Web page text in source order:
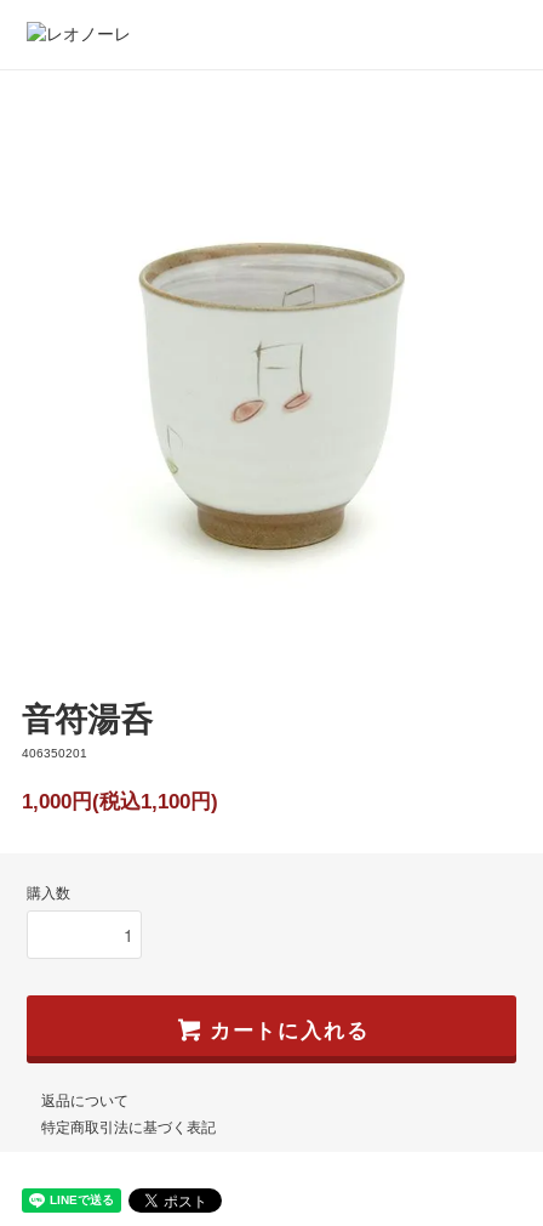
音符湯呑
406350201
1,000円(税込1,100円)
購入数
カートに入れる
返品について
特定商取引法に基づく表記